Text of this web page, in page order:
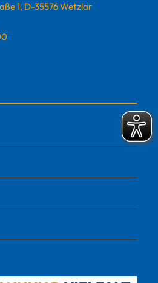
1, D-35576 Wetzlar